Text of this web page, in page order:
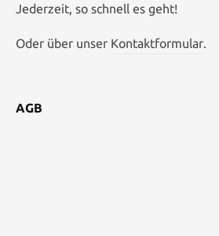
Jederzeit, so schnell es geht!
Oder über unser Kontaktformular.
AGB